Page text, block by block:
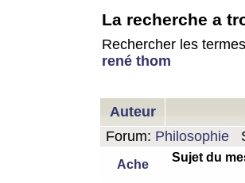
La recherche a
Rechercher les
rené thom
Auteur
Forum: Philosophie
Ache
Sujet du